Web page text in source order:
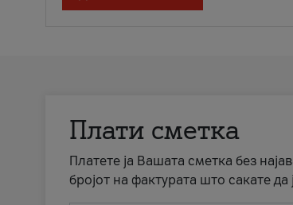
Плати сметка
Платете ја Вашата сметка без
бројот на фактурата што сакате да